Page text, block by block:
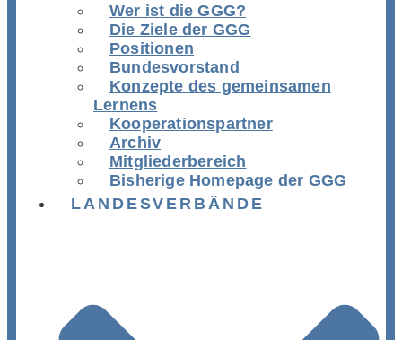
Wer ist die GGG?
Die Ziele der GGG
Positionen
Bundesvorstand
Konzepte des gemeinsamen
Lernens
Kooperationspartner
Archiv
Mitgliederbereich
Bisherige Homepage der GGG
LANDESVERBÄNDE